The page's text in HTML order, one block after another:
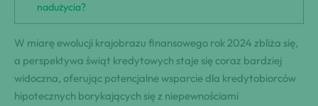
nadużycia?
W miarę ewolucji krajobrazu finansowego rok 2024 zbliża się,
a perspektywa świąt kredytowych staje się coraz bardziej
widoczna, oferując potencjalne wsparcie dla kredytobiorców
hipotecznych borykających się z niepewnościami